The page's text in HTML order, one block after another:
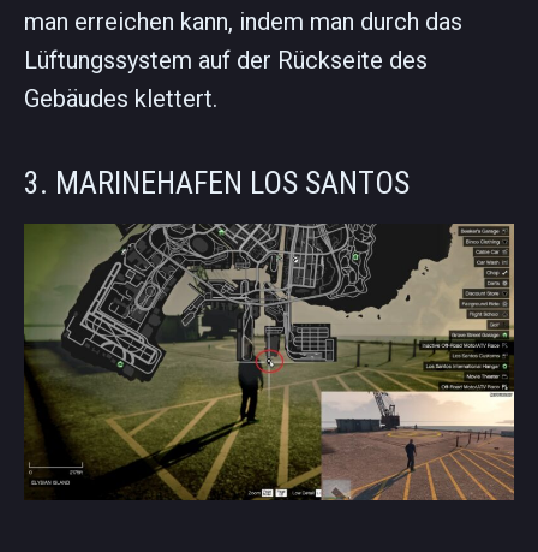
man erreichen kann, indem man durch das
Lüftungssystem auf der Rückseite des
Gebäudes klettert.
3. MARINEHAFEN LOS SANTOS